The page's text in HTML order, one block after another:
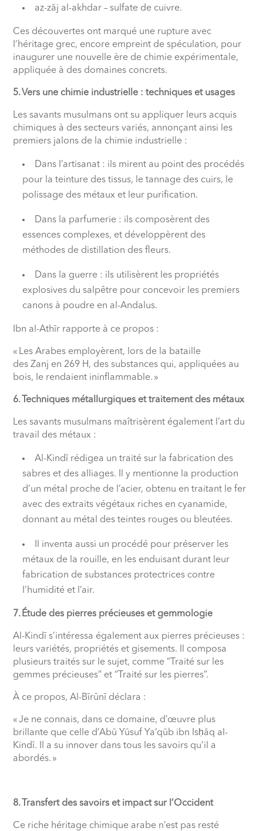
az-zāj al-akhdar – sulfate de cuivre.
Ces découvertes ont marqué une rupture avec
l’héritage grec, encore empreint de spéculation, pour
inaugurer une nouvelle ère de chimie expérimentale,
appliquée à des domaines concrets.
5. Vers une chimie industrielle : techniques et usages
Les savants musulmans ont su appliquer leurs acquis
chimiques à des secteurs variés, annonçant ainsi les
premiers jalons de la chimie industrielle :
Dans l’artisanat : ils mirent au point des procédés
pour la teinture des tissus, le tannage des cuirs, le
polissage des métaux et leur purification.
Dans la parfumerie : ils composèrent des
essences complexes, et développèrent des
méthodes de distillation des fleurs.
Dans la guerre : ils utilisèrent les propriétés
explosives du salpêtre pour concevoir les premiers
canons à poudre en al-Andalus.
Ibn al-Athīr rapporte à ce propos :
« Les Arabes employèrent, lors de la bataille
des Zanj en 269 H, des substances qui, appliquées au
bois, le rendaient ininflammable. »
6. Techniques métallurgiques et traitement des métaux
Les savants musulmans maîtrisèrent également l’art du
travail des métaux :
Al-Kindī rédigea un traité sur la fabrication des
sabres et des alliages. Il y mentionne la production
d’un métal proche de l’acier, obtenu en traitant le fer
avec des extraits végétaux riches en cyanamide,
donnant au métal des teintes rouges ou bleutées.
Il inventa aussi un procédé pour préserver les
métaux de la rouille, en les enduisant durant leur
fabrication de substances protectrices contre
l’humidité et l’air.
7. Étude des pierres précieuses et gemmologie
Al-Kindī s’intéressa également aux pierres précieuses :
leurs variétés, propriétés et gisements. Il composa
plusieurs traités sur le sujet, comme “Traité sur les
gemmes précieuses” et “Traité sur les pierres”.
À ce propos, Al-Bīrūnī déclara :
« Je ne connais, dans ce domaine, d’œuvre plus
brillante que celle d’Abū Yūsuf Ya‘qūb ibn Isḥāq al-
Kindī. Il a su innover dans tous les savoirs qu’il a
abordés. »
8. Transfert des savoirs et impact sur l’Occident
Ce riche héritage chimique arabe n’est pas resté